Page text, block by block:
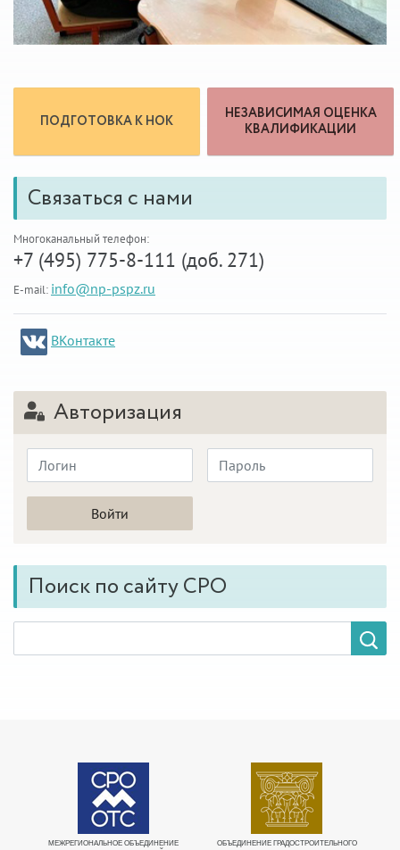
ПОДГОТОВКА К НОК
НЕЗАВИСИМАЯ ОЦЕНКА
КВАЛИФИКАЦИИ
Связаться с нами
Многоканальный телефон:
+7 (495) 775-8-111 (доб. 271)
E-mail: info@np-pspz.ru
ВКонтакте
Авторизация
Поиск по сайту СРО
МЕЖРЕГИОНАЛЬНОЕ ОБЪЕДИНЕНИЕ
ОБЪЕДИНЕНИЕ ГРАДОСТРОИТЕЛЬНОГО